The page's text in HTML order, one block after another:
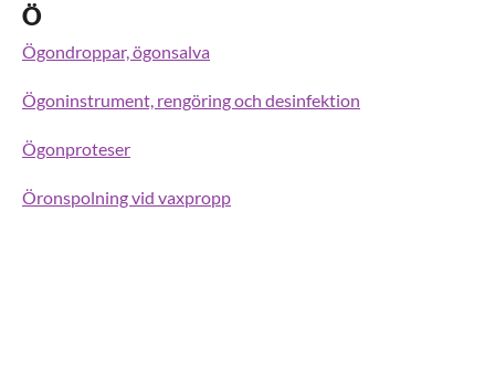
Ö
Ögondroppar, ögonsalva
Ögoninstrument, rengöring och desinfektion
Ögonproteser
Öronspolning vid vaxpropp